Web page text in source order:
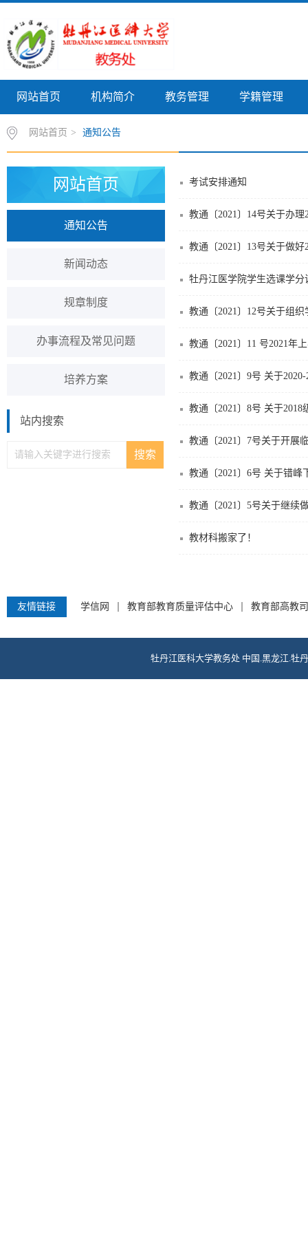
网站首页 机构简介 教务管理 学籍管理
网站首页 > 通知公告
网站首页
通知公告
新闻动态
规章制度
办事流程及常见问题
培养方案
站内搜索
考试安排通知
教通〔2021〕14号关于办
教通〔2021〕13号关于做
牡丹江医学院学生选课学分
教通〔2021〕12号关于组
教通〔2021〕11 号2021年
教通〔2021〕9号 关于
教通〔2021〕8号 关于
教通〔2021〕7号关于开展
教通〔2021〕6号 关于错峰
教通〔2021〕5号关于继续
教材科搬家了！
友情链接 学信网 教育部教育质量评估中心 教育部高教司
牡丹江医科大学教务处 中国.黑龙江.牡